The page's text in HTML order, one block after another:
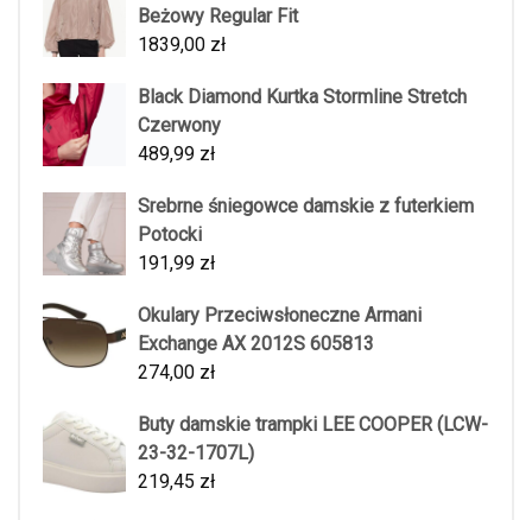
Beżowy Regular Fit
1839,00 zł
Black Diamond Kurtka Stormline Stretch
Czerwony
489,99 zł
Srebrne śniegowce damskie z futerkiem
Potocki
191,99 zł
Okulary Przeciwsłoneczne Armani
Exchange AX 2012S 605813
274,00 zł
Buty damskie trampki LEE COOPER (LCW-
23-32-1707L)
219,45 zł